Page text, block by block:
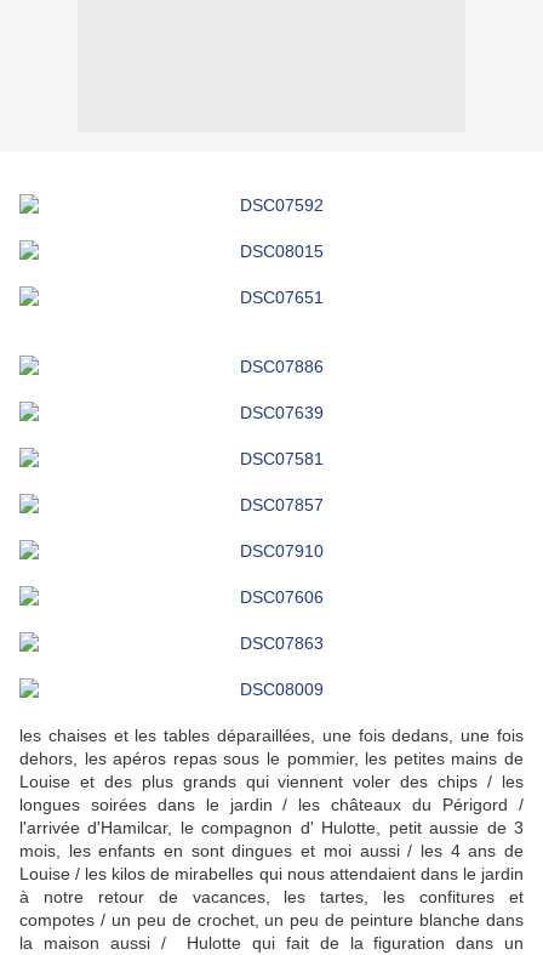
les chaises et les tables déparaillées, une fois dedans, une fois
dehors, les apéros repas sous le pommier, les petites mains de
Louise et des plus grands qui viennent voler des chips / les
longues soirées dans le jardin / les châteaux du Périgord /
l'arrivée d'Hamilcar, le compagnon d' Hulotte, petit aussie de 3
mois, les enfants en sont dingues et moi aussi / les 4 ans de
Louise / les kilos de mirabelles qui nous attendaient dans le jardin
à notre retour de vacances, les tartes, les confitures et
compotes / un peu de crochet, un peu de peinture blanche dans
la maison aussi / Hulotte qui fait de la figuration dans un